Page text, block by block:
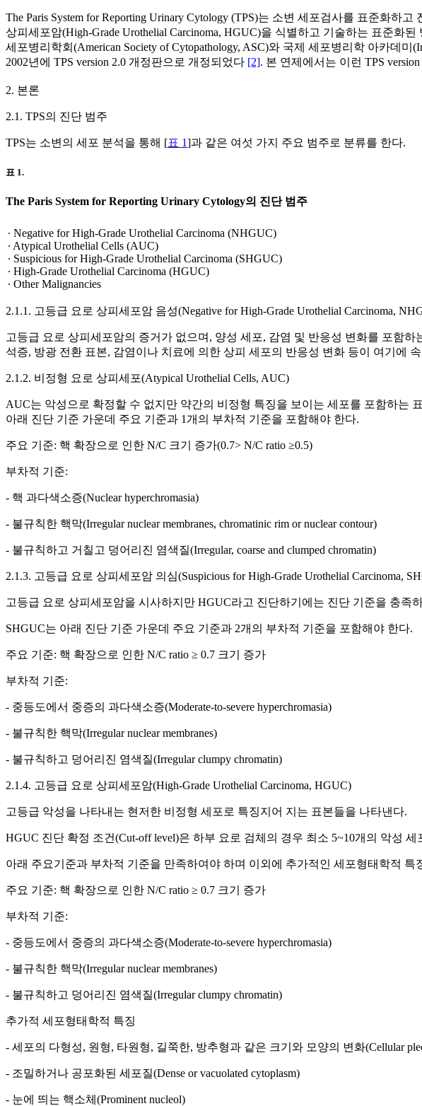
The Paris System for Reporting Urinary Cytology (TPS)는 소변 세포검사를 표준화
상피세포암(High-Grade Urothelial Carcinoma, HGUC)을 식별하고 기술하는 표준화
세포병리학회(American Society of Cytopathology, ASC)와 국제 세포병리학 아카데
2002년에 TPS version 2.0 개정판으로 개정되었다 [2]. 본 연제에서는 이런 TPS
2. 본론
2.1. TPS의 진단 범주
TPS는 소변의 세포 분석을 통해 [표 1]과 같은 여섯 가지 주요 범주로 분류를 한다.
표 1.
The Paris System for Reporting Urinary Cytology의 진단 범주
∙ Negative for High-Grade Urothelial Carcinoma (NHGUC)
∙ Atypical Urothelial Cells (AUC)
∙ Suspicious for High-Grade Urothelial Carcinoma (SHGUC)
∙ High-Grade Urothelial Carcinoma (HGUC)
∙ Other Malignancies
2.1.1. 고등급 요로 상피세포암 음성(Negative for High-Grade Urothelial Carcinoma,
고등급 요로 상피세포암의 증거가 없으며, 양성 세포, 감염 및 반응성 변화를 포함
석증, 방광 전환 표본, 감염이나 치료에 의한 상피 세포의 반응성 변화 등이 여기에
2.1.2. 비정형 요로 상피세포(Atypical Urothelial Cells, AUC)
AUC는 악성으로 확정할 수 없지만 약간의 비정형 특징을 보이는 세포를 포함하는
아래 진단 기준 가운데 주요 기준과 1개의 부차적 기준을 포함해야 한다.
주요 기준: 핵 확장으로 인한 N/C 크기 증가(0.7> N/C ratio ≥0.5)
부차적 기준:
- 핵 과다색소증(Nuclear hyperchromasia)
- 불규칙한 핵막(Irregular nuclear membranes, chromatinic rim or nuclear contour)
- 불규칙하고 거칠고 덩어리진 염색질(Irregular, coarse and clumped chromatin)
2.1.3. 고등급 요로 상피세포암 의심(Suspicious for High-Grade Urothelial Carcinoma,
고등급 요로 상피세포암을 시사하지만 HGUC라고 진단하기에는 진단 기준을 충
SHGUC는 아래 진단 기준 가운데 주요 기준과 2개의 부차적 기준을 포함해야 한다.
주요 기준: 핵 확장으로 인한 N/C ratio ≥ 0.7 크기 증가
부차적 기준:
- 중등도에서 중증의 과다색소증(Moderate-to-severe hyperchromasia)
- 불규칙한 핵막(Irregular nuclear membranes)
- 불규칙하고 덩어리진 염색질(Irregular clumpy chromatin)
2.1.4. 고등급 요로 상피세포암(High-Grade Urothelial Carcinoma, HGUC)
고등급 악성을 나타내는 현저한 비정형 세포로 특징지어 지는 표본들을 나타낸다.
HGUC 진단 확정 조건(Cut-off level)은 하부 요로 검체의 경우 최소 5~10개의 악성
아래 주요기준과 부차적 기준을 만족하여야 하며 이외에 추가적인 세포형태학적 특
주요 기준: 핵 확장으로 인한 N/C ratio ≥ 0.7 크기 증가
부차적 기준:
- 중등도에서 중증의 과다색소증(Moderate-to-severe hyperchromasia)
- 불규칙한 핵막(Irregular nuclear membranes)
- 불규칙하고 덩어리진 염색질(Irregular clumpy chromatin)
추가적 세포형태학적 특징
- 세포의 다형성, 원형, 타원형, 길쭉한, 방추형과 같은 크기와 모양의 변화(Cellular
- 조밀하거나 공포화된 세포질(Dense or vacuolated cytoplasm)
- 눈에 띄는 핵소체(Prominent nucleol)